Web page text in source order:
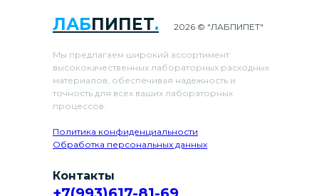
ЛАБПИПЕТ.
Мы предлагаем широкий ассортимент
высококачественных лабораторных расходных
материалов, обеспечивая надежность и
точность для всех ваших лабораторных
процессов.
Политика конфиденциальности
Обработка персональных данных
2026 © "ЛАБПИПЕТ"
Контакты